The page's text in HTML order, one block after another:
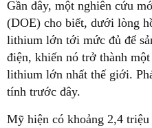
Gần đây, một nghiên cứu
(DOE) cho biết, dưới lòng
lithium lớn tới mức đủ để
điện, khiến nó trở thành
lithium lớn nhất thế giới.
tính trước đây.
Mỹ hiện có khoảng 2,4